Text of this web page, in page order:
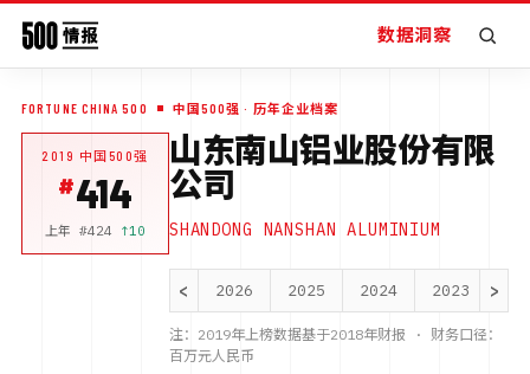
数据洞察
FORTUNE CHINA 500 中国500强 · 历年企业档案
2019 中国500强
414
上年 #424 ↑10
山东南山铝业股份有限
公司
SHANDONG NANSHAN ALUMINIUM
< 2026 2025 2024 2023 >
注： 2019年上榜数据基于2018年财报 · 财务口径：
百万元人民币